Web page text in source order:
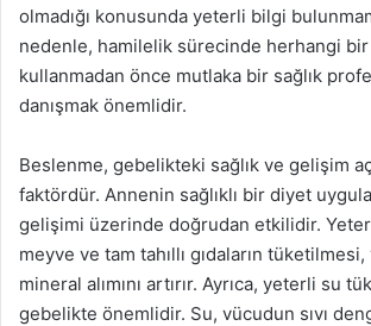
olmadığı konusunda yeterli bilgi
nedenle, hamilelik sürecinde herhangi
kullanmadan önce mutlaka bir sağlık
danışmak önemlidir.
Beslenme, gebelikteki sağlık ve gelişim
faktördür. Annenin sağlıklı bir diyet
gelişimi üzerinde doğrudan etkilidir.
meyve ve tam tahıllı gıdaların
mineral alımını artırır. Ayrıca, yeterli su
gebelikte önemlidir. Su, vücudun sıvı